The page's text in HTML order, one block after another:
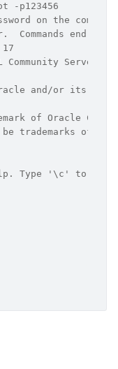
-p123456
on the
Commands end
Server -
and/or its
of Oracle
trademarks of
Type '\c' to clear